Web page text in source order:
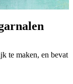
te maken, en bevat